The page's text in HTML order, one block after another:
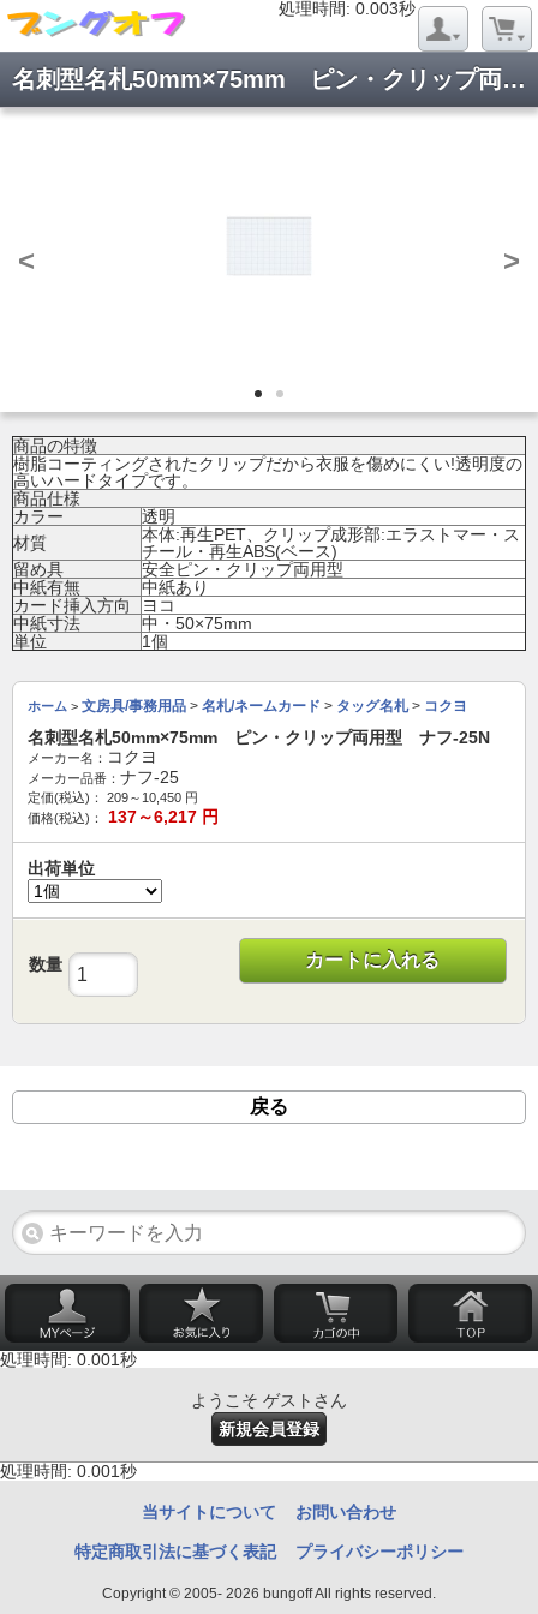
処理時間: 0.003秒
名刺型名札50mm×75mm ピン・クリップ両用型 ナフ-25N
< >
商品の特徴
樹脂コーティングされたクリップだから衣服を傷めにくい!透明度の
高いハードタイプです。
商品仕様
カラー
透明
材質
本体:再生PET、クリップ成形部:エラストマー・ス
チール・再生ABS(ベース)
留め具
安全ピン・クリップ両用型
中紙有無
中紙あり
カード挿入方向
ヨコ
中紙寸法
中・50×75mm
単位
1個
ホーム > 文房具/事務用品 > 名札/ネームカード > タッグ名札> コクヨ
名刺型名札50mm×75mm ピン・クリップ両用型 ナフ-25N
メーカー名： コクヨ
メーカー品番： ナフ-25
定価(税込)： 209～10,450 円
価格(税込)：
137～6,217 円
出荷単位
数量 カートに入れる
戻る
処理時間: 0.001秒
ようこそ ゲストさん
新規会員登録
処理時間: 0.001秒
当サイトについて お問い合わせ
特定商取引法に基づく表記 プライバシーポリシー
Copyright © 2005- 2026 bungoff All rights reserved.
処理時間: 0.021秒